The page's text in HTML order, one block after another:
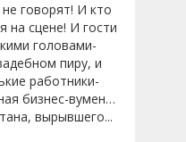
говорят! И кто
на сцене! И гости
головами-
пиру, и
работники-
бизнес-вумен…
вырывшего...